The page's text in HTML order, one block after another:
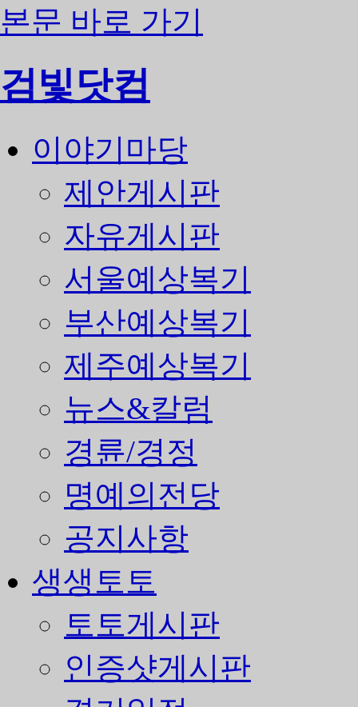
본문 바로 가기
검빛닷컴
이야기마당
제안게시판
자유게시판
서울예상복기
부산예상복기
제주예상복기
뉴스&칼럼
경륜/경정
명예의전당
공지사항
생생토토
토토게시판
인증샷게시판